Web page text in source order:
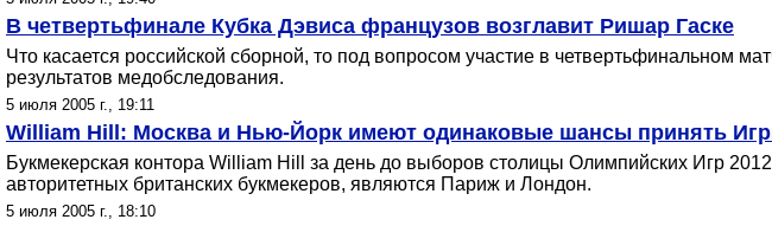
В четвертьфинале Кубка Дэвиса французов возглавит Ришар Гаске
Что касается российской сборной, то под вопросом участие в четвертьфинальном
результатов медобследования.
5 июля 2005 г., 19:11
William Hill: Москва и Нью-Йорк имеют одинаковые шансы принять
Букмекерская контора William Hill за день до выборов столицы Олимпийских Игр
авторитетных британских букмекеров, являются Париж и Лондон.
5 июля 2005 г., 18:10